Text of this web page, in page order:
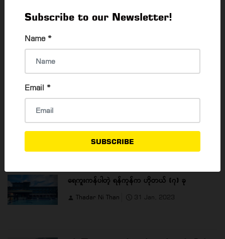
Subscribe to our Newsletter!
Name *
Email *
SUBSCRIBE
ရင်း ထန်းရည်သောက်လို့ ရပါတယ်။ ထန်းရည် အချို/အခါးအပြင် ထမင်း
ဆီဆမ်း၊ ငုံးကြော်၊ ဗမာကြက်ကာလသားဟင်း ဗမာကြက်ကောင်လုံး
ကြော်နဲ့ စားဖွယ်စုံ ရပါတယ်။ ဒီထန်းတောရဲ့ အနောက်မှာ ဥယျာဉ်ခြံလေး
တစ်ခုလည်း ရှိပါတယ်။
⇐ PREVIOUS NEXT⇒
Read 5170 times
POPULAR ARTICLES
ရေကူးကန်ပါတဲ့ ရန်ကုန်က ဟိုတယ် (၇) ခု
Thadar Ni Than 31 Jan, 2023